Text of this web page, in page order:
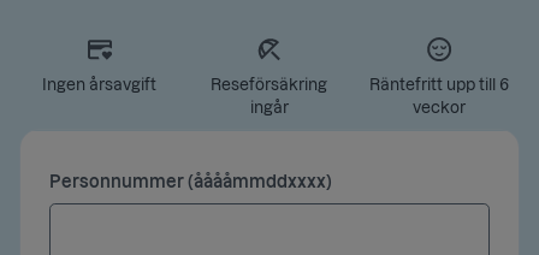
Ingen årsavgift
Reseförsäkring
ingår
Räntefritt upp till 6
veckor
Personnummer (ååååmmddxxxx)